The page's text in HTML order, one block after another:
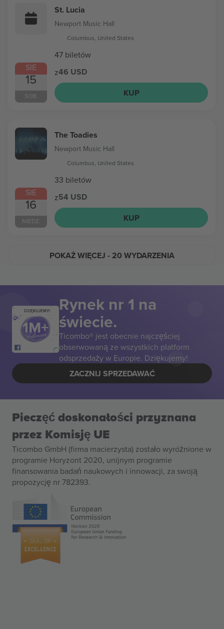
SIE
15
SOB.
St. Lucia
Newport Music Hall
Columbus, United States
47 biletów
z46 USD
KUP
SIE
16
NIEDZ.
The Toadies
Newport Music Hall
Columbus, United States
33 biletów
z54 USD
KUP
POKAŻ WIĘCEJ - 20 WYDARZENIA
DZIĘKUJEMY! Rynek nr 1 na
świecie.
Ticombo® jest obecnie najczęściej
obserwowaną ze wszystkich platform
odsprzedaży w Europie. Dziękujemy!
ZACZNIJ SPRZEDAWAĆ
Pieczęć doskonałości przyznana
przez Komisję UE
Ticombo GmbH (firma macierzysta) zostało wyróżnione w
programie Horyzont 2020, unijnym programie
finansowania badań naukowych i innowacji, za swoją
propozycję nr 782393.